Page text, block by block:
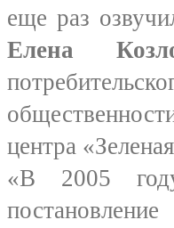
еще раз
Елена
центра
«В 2005